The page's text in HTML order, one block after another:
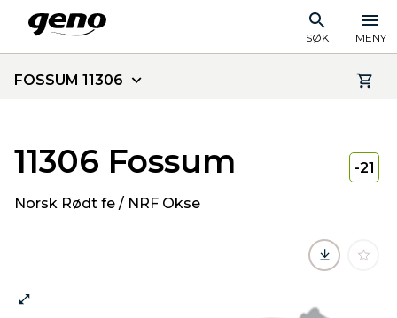
SØK MENY
FOSSUM 11306
11306 Fossum
Norsk Rødt fe / NRF Okse
-21